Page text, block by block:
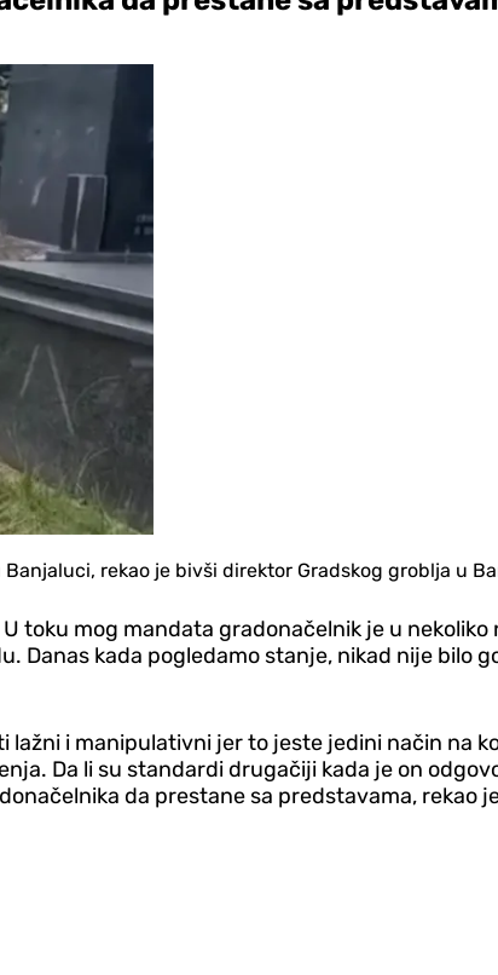
rekao je bivši direktor Gradskog groblja u
toku mog mandata gradonačelnik je u
kada pogledamo stanje, nikad nije bilo
i manipulativni jer to jeste jedini način na
Da li su standardi drugačiji kada je on
da prestane sa predstavama, rekao